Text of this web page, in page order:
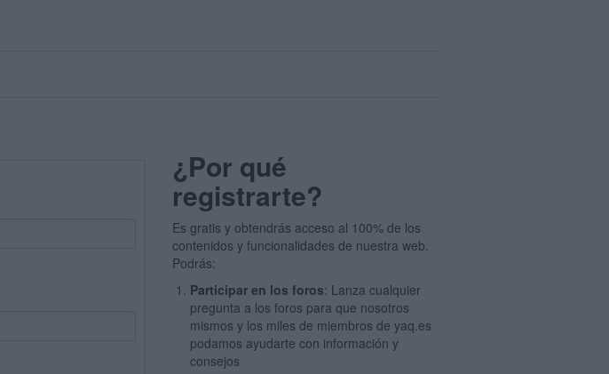
¿Por qué
registrarte?
Es gratis y obtendrás acceso al 100% de los
contenidos y funcionalidades de nuestra web.
Podrás:
Participar en los foros: Lanza cualquier
pregunta a los foros para que nosotros
mismos y los miles de miembros de yaq.es
podamos ayudarte con información y
consejos